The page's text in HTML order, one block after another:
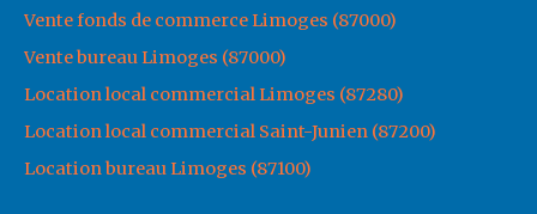
Vente fonds de commerce Limoges (87000)
Vente bureau Limoges (87000)
Location local commercial Limoges (87280)
Location local commercial Saint-Junien (87200)
Location bureau Limoges (87100)